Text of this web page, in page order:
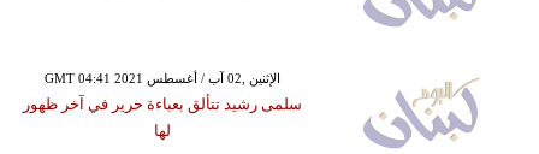
GMT 04:41 2021 الإثنين ,02 آب / أغسطس
سلمى رشيد تتألق بعباءة حرير في آخر ظهور
لها